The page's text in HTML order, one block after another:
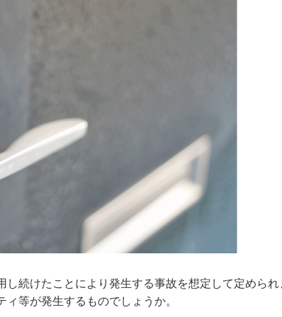
続けたことにより発生する事故を想定して定められ
等が発生するものでしょうか。